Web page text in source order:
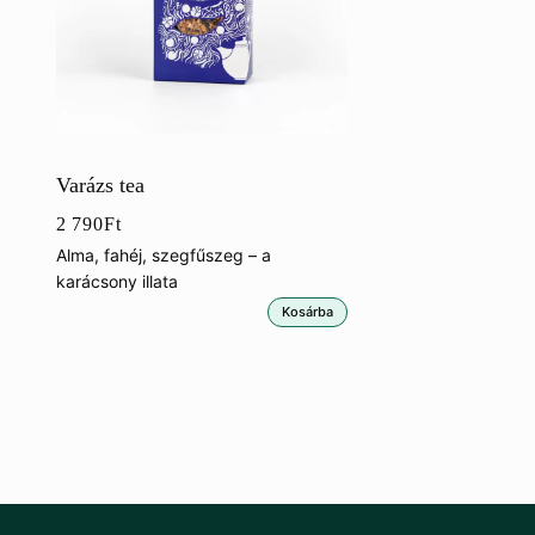
Varázs tea
2 790Ft
Alma, fahéj, szegfűszeg – a
karácsony illata
Kosárba